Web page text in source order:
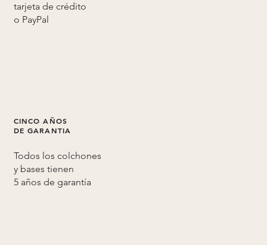
tarjeta de crédito
o PayPal
CINCO AÑOS
DE GARANTIA
Todos los colchones
y bases tienen
5 años de garantía